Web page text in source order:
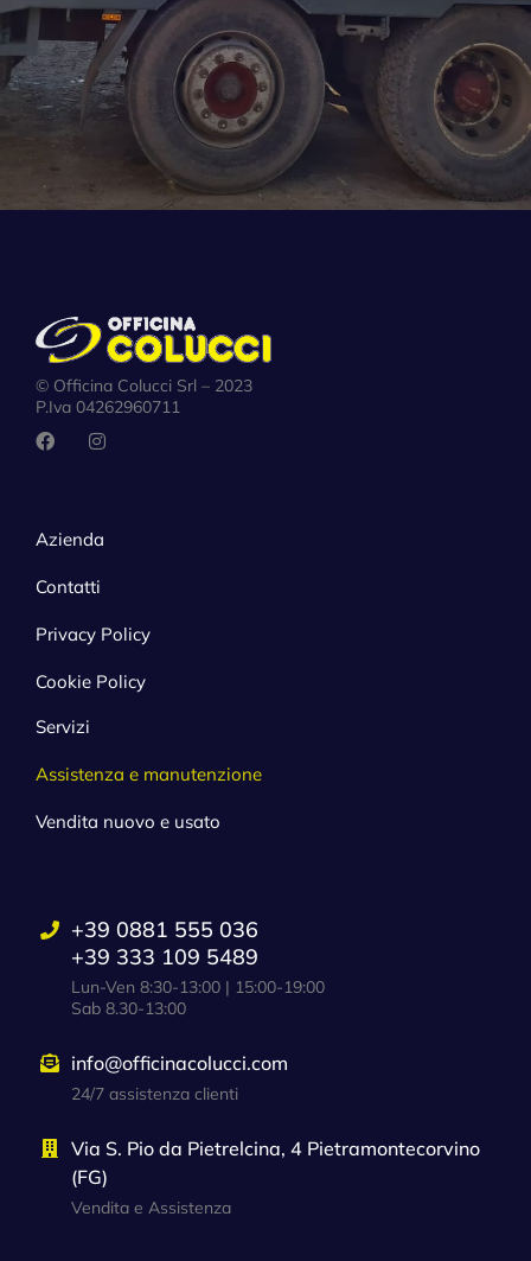
© Officina Colucci Srl – 2023
P.Iva 04262960711
Azienda
Contatti
Privacy Policy
Cookie Policy
Servizi
Assistenza e manutenzione
Vendita nuovo e usato
+39 0881 555 036
+39 333 109 5489
Lun-Ven 8:30-13:00 | 15:00-19:00
Sab 8.30-13:00
info@officinacolucci.com
24/7 assistenza clienti
Via S. Pio da Pietrelcina, 4 Pietramontecorvino
(FG)
Vendita e Assistenza